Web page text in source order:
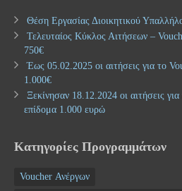
Θέση Εργασίας Διοικητικού
Τελευταίος Κύκλος Αιτήσεων –
750€
Έως 05.02.2025 οι αιτήσεις για το
1.000€
Ξεκίνησαν 18.12.2024 οι αιτήσεις
επίδομα 1.000 ευρώ
Κατηγορίες Προγραμμάτων
Voucher Ανέργων